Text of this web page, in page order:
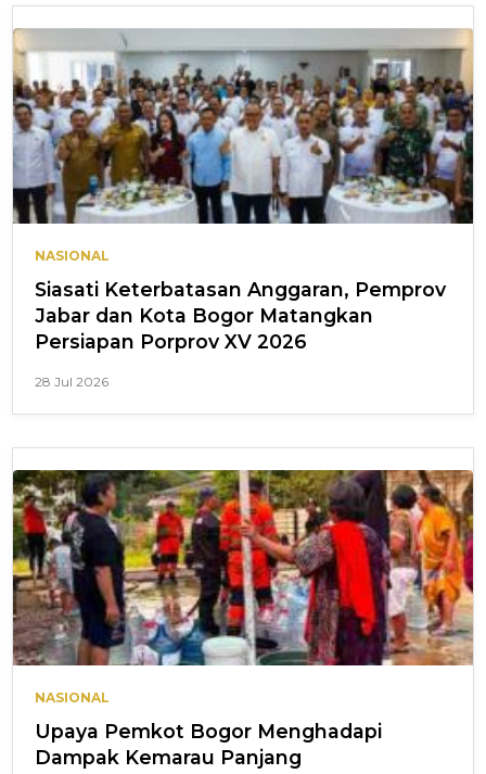
NASIONAL
Siasati Keterbatasan Anggaran, Pemprov
Jabar dan Kota Bogor Matangkan
Persiapan Porprov XV 2026
28 Jul 2026
NASIONAL
Upaya Pemkot Bogor Menghadapi
Dampak Kemarau Panjang